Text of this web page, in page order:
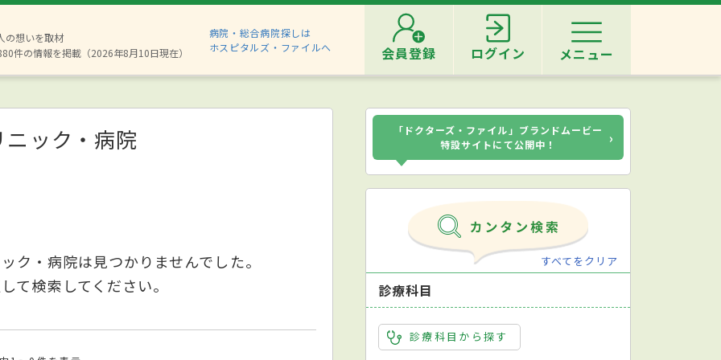
の想いを取材
件の情報を掲載（2026年8月10日現在）
病院・総合病院探しは
ホスピタルズ・ファイルへ
会員登録 ログイン メニュー
ニック・病院
ク・病院は見つかりませんでした。
て検索してください。
「ドクターズ・ファイル」ブランドムービー
特設サイトにて公開中！
›
すべてをクリア
診療科目
診療科目から探す